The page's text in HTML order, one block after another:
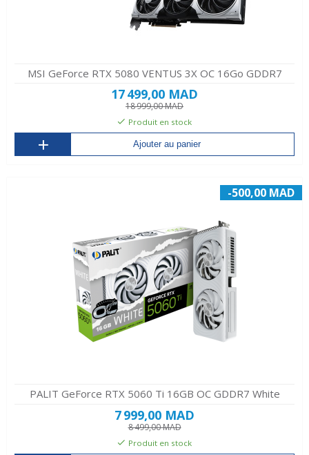
MSI GeForce RTX 5080 VENTUS 3X OC 16Go GDDR7
17 499,00 MAD
18 999,00 MAD
Produit en stock
Ajouter au panier
-500,00 MAD
PALIT GeForce RTX 5060 Ti 16GB OC GDDR7 White
7 999,00 MAD
8 499,00 MAD
Produit en stock